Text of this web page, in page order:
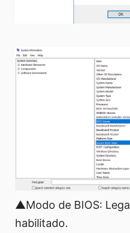
▲Modo de BIOS:
habilitado.